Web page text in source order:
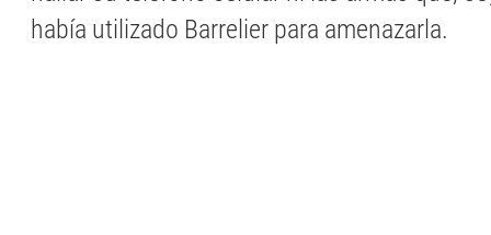
había utilizado Barrelier para amenazarla.